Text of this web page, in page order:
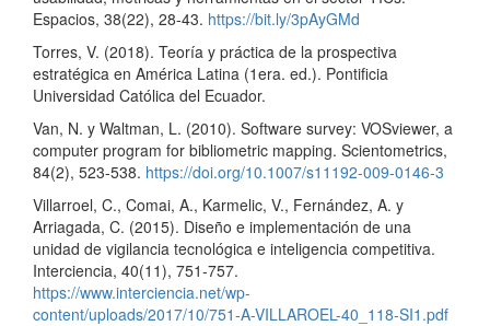
Espacios, 38(22), 28-43. https://bit.ly/3pAyGMd
Torres, V. (2018). Teoría y práctica de la prospectiva
estratégica en América Latina (1era. ed.). Pontificia
Universidad Católica del Ecuador.
Van, N. y Waltman, L. (2010). Software survey: VOSviewer, a
computer program for bibliometric mapping. Scientometrics,
84(2), 523-538. https://doi.org/10.1007/s11192-009-0146-3
Villarroel, C., Comai, A., Karmelic, V., Fernández, A. y
Arriagada, C. (2015). Diseño e implementación de una
unidad de vigilancia tecnológica e inteligencia competitiva.
Interciencia, 40(11), 751-757.
https://www.interciencia.net/wp-
content/uploads/2017/10/751-A-VILLAROEL-40_118-SI1.pdf